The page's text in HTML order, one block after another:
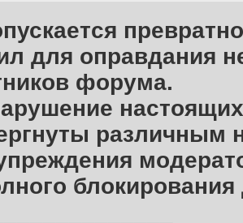
для оправдания
форума.
различным